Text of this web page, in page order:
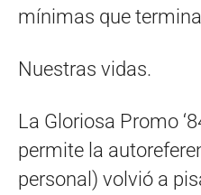
mínimas que
Nuestras vidas.
La Gloriosa Promo
permite la
personal) volvió a